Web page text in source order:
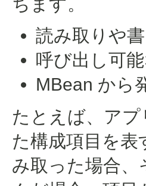
ちます。
読み取りや
呼び出し可
MBean から
たとえば、ア
た構成項目を
み取った場合、